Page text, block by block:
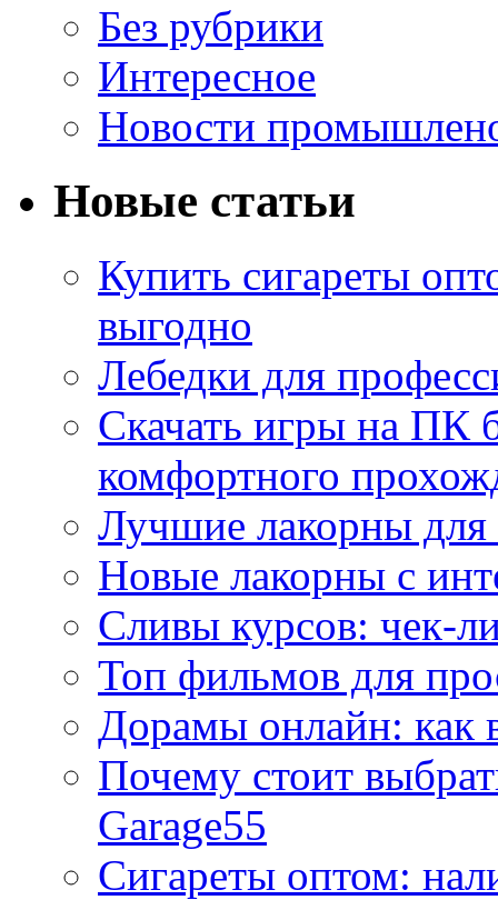
Без рубрики
Интересное
Новости
Новые статьи
Купить сигареты
выгодно
Лебедки для
Скачать игры на ПК
комфортного
Лучшие лакорны для
Новые лакорны с
Сливы курсов: чек-
Топ фильмов для
Дорамы онлайн: как
Почему стоит
Garage55
Сигареты оптом: